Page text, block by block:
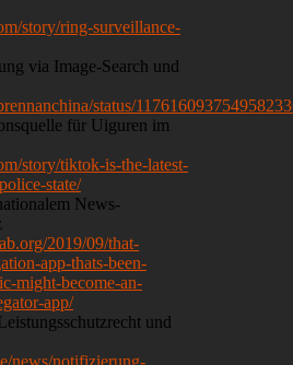
story/ring-surveillance-
via Image-Search und
status/
für Uiguren im
story/tiktok-is-the-latest-
state/
News-
2019/09/that-
app-thats-been-
might-become-an-
app/
und